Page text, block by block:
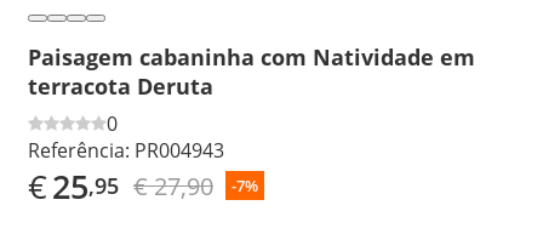
Paisagem cabaninha com Natividade em
terracota Deruta
0
Referência: PR004943
€25,95 € 27,90 -7%